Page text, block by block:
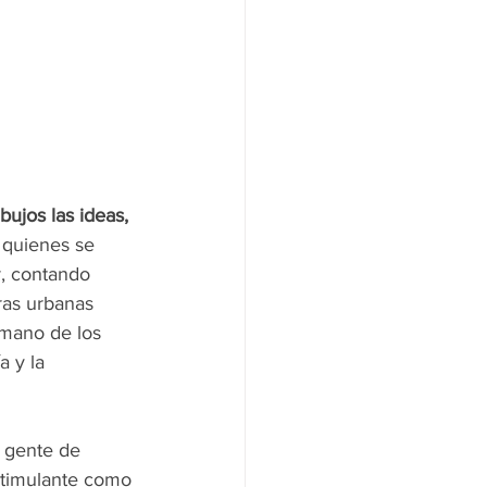
las ideas,
se
contando
urbanas
de los
y la
gente de
como